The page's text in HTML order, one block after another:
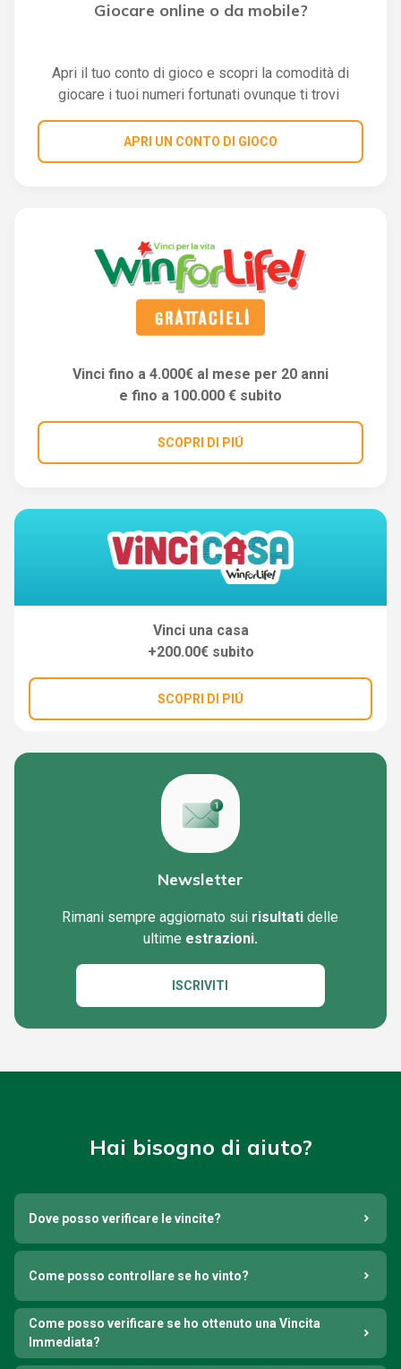
Giocare online o da mobile?
Apri il tuo conto di gioco e scopri la comodità di
giocare i tuoi numeri fortunati ovunque ti trovi
APRI UN CONTO DI GIOCO
Vinci fino a 4.000€ al mese per 20 anni
e fino a 100.000 € subito
SCOPRI DI PIÚ
Vinci una casa
+200.00€ subito
SCOPRI DI PIÚ
Newsletter
Rimani sempre aggiornato sui risultati delle
ultime estrazioni.
ISCRIVITI
Hai bisogno di aiuto?
Dove posso verificare le vincite?
Come posso controllare se ho vinto?
Come posso verificare se ho ottenuto una Vincita
Immediata?